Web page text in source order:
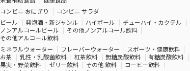
コンビニ おにぎり
コンビニ サラダ
ビール 発泡酒・新ジャンル ハイボール
チューハイ・カクテル
ノンアルコールビール
その他ノンアルコール飲料
その他アルコール飲料
ミネラルウォーター フレーバーウォーター
スポーツ・健康飲料
お茶
乳性・乳酸菌飲料 紅茶飲料 無糖炭酸飲料
有糖炭酸飲料
果実・野菜飲料
ゼリー飲料 その他 飲料
コーヒー飲料